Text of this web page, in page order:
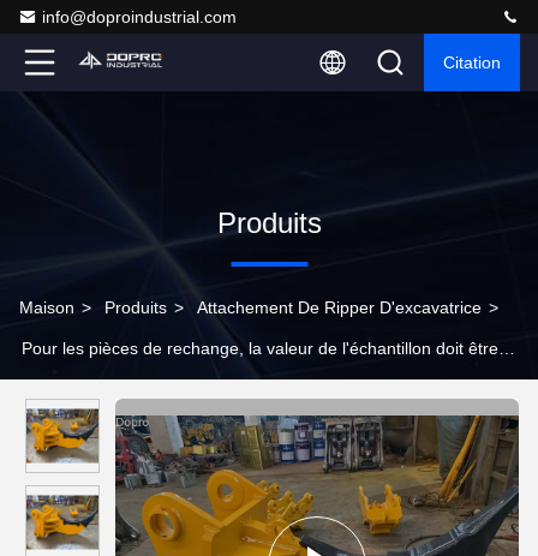
info@doproindustrial.com
Citation
Produits
Maison > Produits > Attachement De Ripper D'excavatrice >
Pour les pièces de rechange, la valeur de l'échantillon doit être